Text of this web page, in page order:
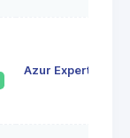
Azur Expertise